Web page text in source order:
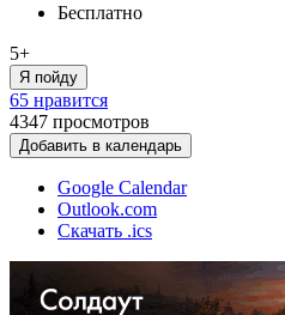
Бесплатно
5+
Я пойду
65 нравится
4347 просмотров
Добавить в календарь
Google Calendar
Outlook.com
Скачать .ics